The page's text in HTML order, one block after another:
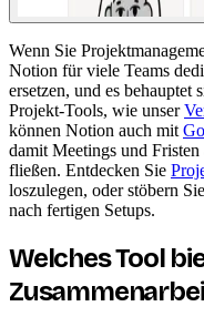
Wenn Sie
Notion für viele Teams
ersetzen, und es behauptet
Projekt-Tools, wie unser
können Notion auch mit
damit Meetings und
fließen. Entdecken Sie
loszulegen, oder stöbern
nach fertigen Setups.
Welches Tool